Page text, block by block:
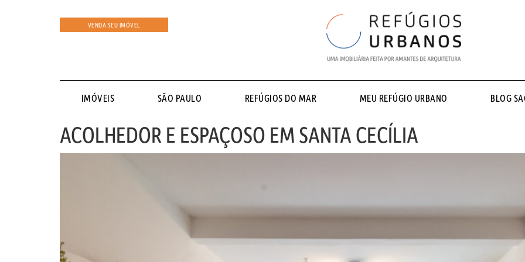
VENDA SEU IMÓVEL
IMÓVEIS SÃO PAULO REFÚGIOS DO MAR MEU REFÚGIO URBANO BLOG
ACOLHEDOR E ESPAÇOSO EM SANTA CECÍLIA